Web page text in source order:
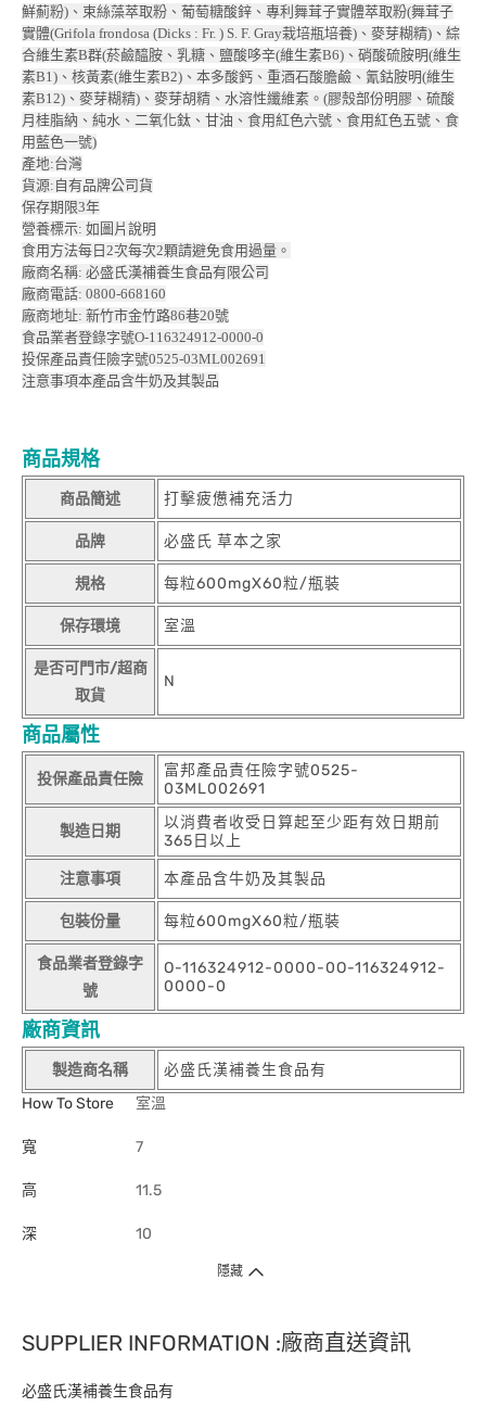
鮮薊粉)、束絲藻萃取粉、葡萄糖酸鋅、專利舞茸子實體萃取粉(舞茸子
實體(Grifola frondosa (Dicks : Fr. ) S. F. Gray栽培瓶培養)、麥芽糊精)、綜
合維生素B群(菸鹼醯胺、乳糖、鹽酸哆辛(維生素B6)、硝酸硫胺明(維生
素B1)、核黃素(維生素B2)、本多酸鈣、重酒石酸膽鹼、氰鈷胺明(維生
素B12)、麥芽糊精)、麥芽胡精、水溶性纖維素。(膠殼部份明膠、硫酸
月桂脂納、純水、二氧化鈦、甘油、食用紅色六號、食用紅色五號、食
用藍色一號)
產地:台灣
貨源:自有品牌公司貨
保存期限3年
營養標示: 如圖片說明
食用方法每日2次每次2顆請避免食用過量。
廠商名稱: 必盛氏漢補養生食品有限公司
廠商電話: 0800-668160
廠商地址: 新竹市金竹路86巷20號
食品業者登錄字號O-116324912-0000-0
投保產品責任險字號0525-03ML002691
注意事項本產品含牛奶及其製品
商品規格
商品簡述 打擊疲憊補充活力
品牌 必盛氏 草本之家
規格 每粒600mgX60粒/瓶裝
保存環境 室溫
是否可門市/超商
取貨
N
商品屬性
投保產品責任險
富邦產品責任險字號0525-
03ML002691
製造日期
以消費者收受日算起至少距有效日期前
365日以上
注意事項 本產品含牛奶及其製品
包裝份量 每粒600mgX60粒/瓶裝
食品業者登錄字
號
O-116324912-0000-0O-116324912-
0000-0
廠商資訊
製造商名稱
必盛氏漢補養生食品有
How To Store
室溫
寬 7
高 11.5
深 10
隱藏
SUPPLIER INFORMATION :廠商直送資訊
必盛氏漢補養生食品有